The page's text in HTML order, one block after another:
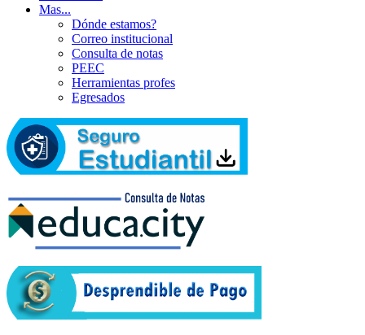
Mas...
Dónde estamos?
Correo institucional
Consulta de notas
PEEC
Herramientas profes
Egresados